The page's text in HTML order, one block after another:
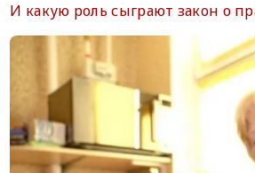
И какую роль сыграют закон о